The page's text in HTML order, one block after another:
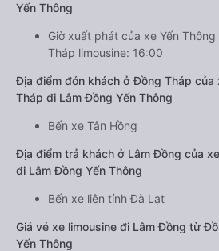
Yến Thông
Giờ xuất phát của xe Yến
Tháp limousine: 16:00
Địa điểm đón khách ở Đồng Tháp của
Tháp đi Lâm Đồng Yến Thông
Bến xe Tân Hồng
Địa điểm trả khách ở Lâm Đồng của
đi Lâm Đồng Yến Thông
Bến xe liên tỉnh Đà Lạt
Giá vé xe limousine đi Lâm Đồng từ
Yến Thông